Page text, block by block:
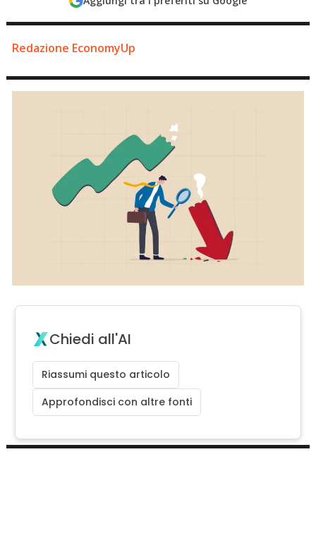
Redazione EconomyUp
Chiedi all'AI
Riassumi questo articolo
Approfondisci con altre fonti